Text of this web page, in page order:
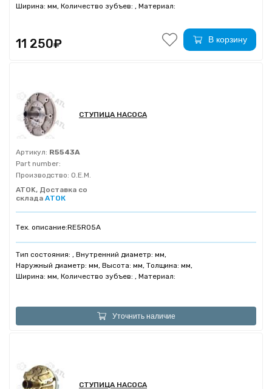
Ширина: мм, Количество зубъев: , Материал:
11 250₽ В корзину
СТУПИЦА НАСОСА
Артикул: R5543A
Part number:
Производство: O.E.M.
ATOK, Доставка со
склада АТОК
Тех. описание:RE5R05A
Тип состояния: , Внутренний диаметр: мм,
Наружный диаметр: мм, Высота: мм, Толщина: мм,
Ширина: мм, Количество зубъев: , Материал:
Уточнить наличие
СТУПИЦА НАСОСА